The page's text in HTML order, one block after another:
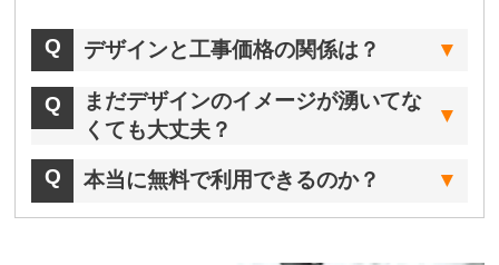
デザインと工事価格の関係は？
まだデザインのイメージが湧いてな
くても大丈夫？
本当に無料で利用できるのか？